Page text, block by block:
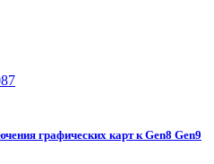
графических карт к Gen8 Gen9